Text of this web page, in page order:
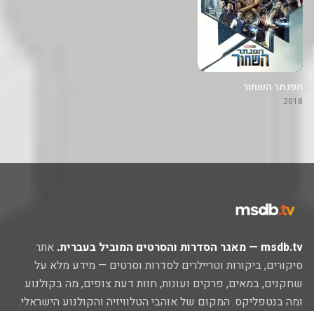
הפנתר השחור
2018
msdb.tv — מאגר הסדרות והסרטים המוביל בעברית.
אתר
סיקורים, ביקורות וטריילרים לסדרות וסרטים — מידע מלא על
שחקנים, במאים, פרקים ועונות, חוות דעת צופים, מה בקולנוע
ומה בנטפליקס. המקום של אוהבי הטלוויזיה והקולנוע הישראלי.